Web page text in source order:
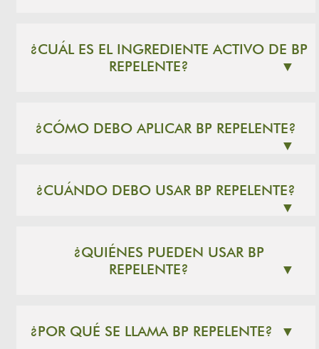
¿CUÁL ES EL INGREDIENTE ACTIVO DE BP
REPELENTE?
▼
¿CÓMO DEBO APLICAR BP REPELENTE?
▼
¿CUÁNDO DEBO USAR BP REPELENTE?
▼
¿QUIÉNES PUEDEN USAR BP
REPELENTE?
▼
¿POR QUÉ SE LLAMA BP REPELENTE? ▼